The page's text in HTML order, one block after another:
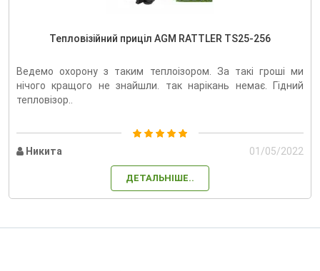
Тепловізійний приціл AGM RATTLER TS25-256
Ведемо охорону з таким теплоізором. За такі гроші ми
нічого кращого не знайшли. так нарікань немає. Гідний
тепловізор..
Никита 01/05/2022
ДЕТАЛЬНІШЕ..